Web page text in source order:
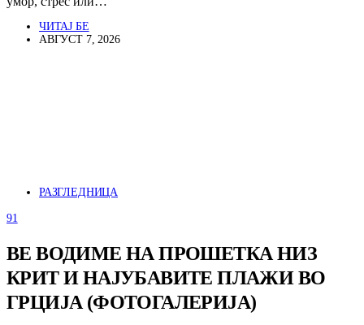
ЧИТАЈ БЕ
АВГУСТ 7, 2026
РАЗГЛЕДНИЦА
91
ВЕ ВОДИМЕ НА ПРОШЕТКА НИЗ
КРИТ И НАЈУБАВИТЕ ПЛАЖИ ВО
ГРЦИЈА (ФОТОГАЛЕРИЈА)